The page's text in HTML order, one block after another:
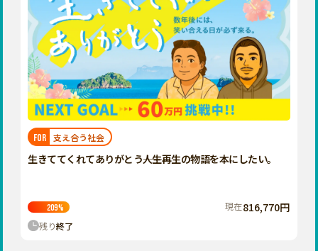
山形
福島
関東
栃木
神奈川
奈良
和歌山
中国
鳥取 島根 岡山 広島 山口
四国
徳島 香川 愛媛 高知
九州・沖縄
福岡 佐賀 長崎
宮崎
鹿児島 沖縄
FOR 支え合う社会
生きててくれてありがとう――人生再生の物語を本にしたい。
209% 現在816,770円
残り終了